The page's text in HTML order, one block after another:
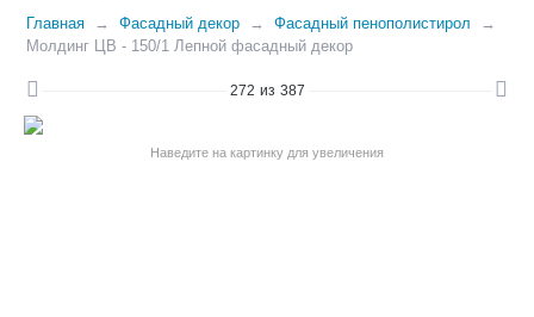
Главная Фасадный декор
Фасадный пенополистирол
Молдинг ЦВ - 150/1 Лепной фасадный декор
272 из 387
Наведите на картинку для увеличения